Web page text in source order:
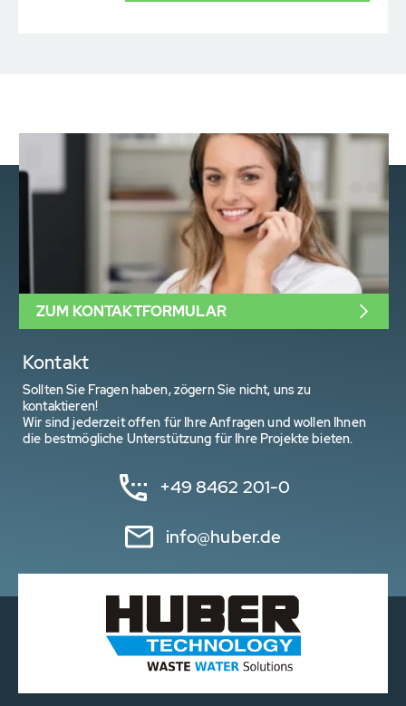
Kontakt
Sollten Sie Fragen haben, zögern Sie nicht, uns zu
kontaktieren!
Wir sind jederzeit offen für Ihre Anfragen und wollen Ihnen
die bestmögliche Unterstützung für Ihre Projekte bieten.
+49 8462 201-0
info@huber.de
ZUM KONTAKTFORMULAR